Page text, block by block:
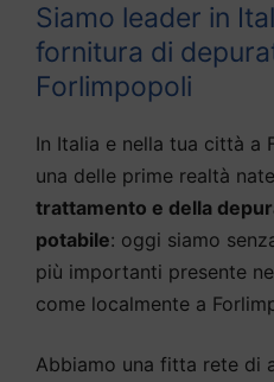
Siamo leader in
fornitura di
Forlimpopoli
In Italia e nella tua città a
una delle prime realtà
trattamento e della
potabile: oggi siamo
più importanti presente
come localmente a
Abbiamo una fitta rete di